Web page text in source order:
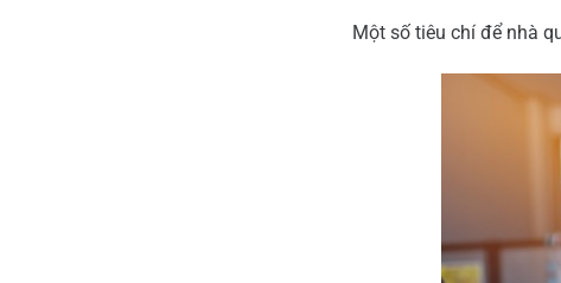
Một số tiêu chí để nhà